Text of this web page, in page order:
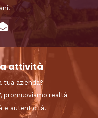
attività
tua azienda?
promuoviamo realtà
e autenticità.